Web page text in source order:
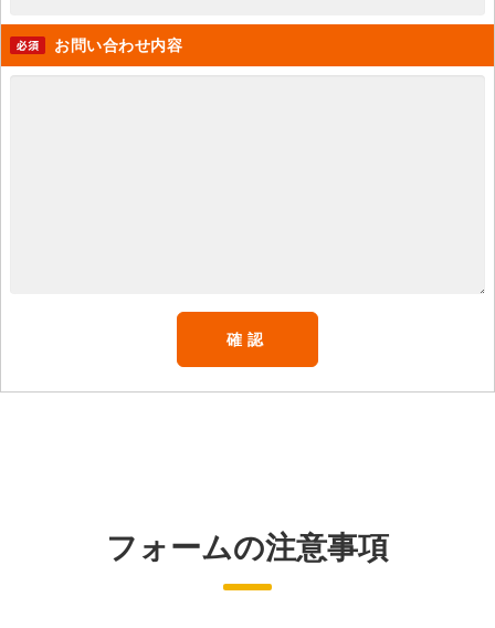
お問い合わせ内容
フォームの注意事項